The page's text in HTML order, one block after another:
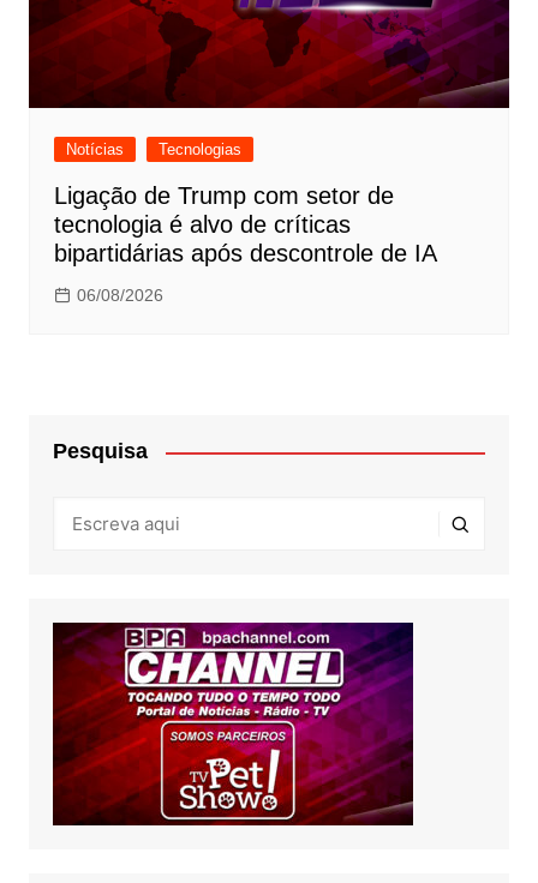
Notícias Tecnologias
Ligação de Trump com setor de
tecnologia é alvo de críticas
bipartidárias após descontrole de IA
06/08/2026
Pesquisa